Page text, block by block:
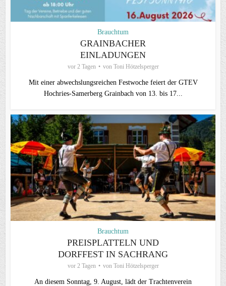
Brauchtum
GRAINBACHER
EINLADUNGEN
vor 2 Tagen von Toni Hötzelsperger
Mit einer abwechslungsreichen Festwoche feiert der GTEV
Hochries-Samerberg Grainbach von 13. bis 17...
Brauchtum
PREISPLATTELN UND
DORFFEST IN SACHRANG
vor 2 Tagen von Toni Hötzelsperger
An diesem Sonntag, 9. August, lädt der Trachtenverein